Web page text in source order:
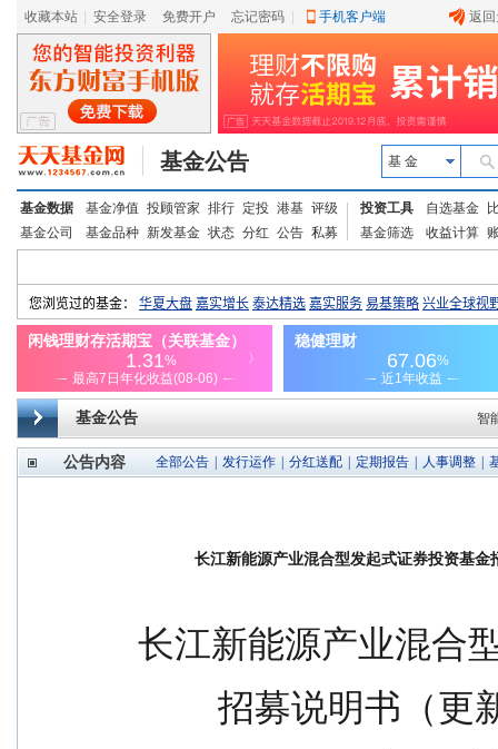
收藏本站 安全登录 免费开户 忘记密码 手机客户端 返
基金公告 基 金
基金数据 基金净值 投顾管家 排行 定投 港基 评级
基金公司
基金品种 新发基金 状态 分红 公告 私募
投资工具 自选基金
基金筛选
收益计算
基金公告 智
公告内容 全部公告 发行运作 分红送配 定期报告 人事调整
长江新能源产业混合型发起式证券投资基金
长江新能源产业混合
招募说明书（